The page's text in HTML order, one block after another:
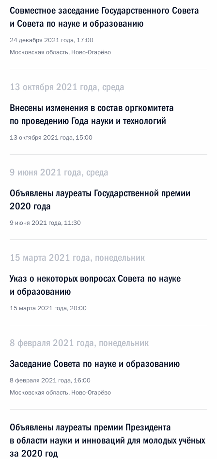
Совместное заседание Государственного Совета
и Совета по науке и образованию
24 декабря 2021 года, 17:00
Московская область, Ново-Огарёво
13 октября 2021 года, среда
Внесены изменения в состав оргкомитета
по проведению Года науки и технологий
13 октября 2021 года, 15:00
9 июня 2021 года, среда
Объявлены лауреаты Государственной премии
2020 года
9 июня 2021 года, 11:30
15 марта 2021 года, понедельник
Указ о некоторых вопросах Совета по науке
и образованию
15 марта 2021 года, 20:00
8 февраля 2021 года, понедельник
Заседание Совета по науке и образованию
8 февраля 2021 года, 16:00
Московская область, Ново-Огарёво
Объявлены лауреаты премии Президента
в области науки и инноваций для молодых учёных
за 2020 год